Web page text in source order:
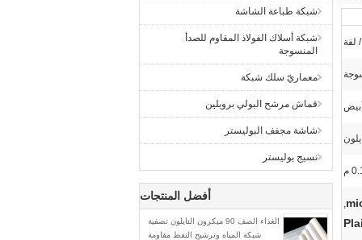
شبكة طباعة الشاشة
شبكة أسلاك الفولاذ المقاوم للصدأ
المنسوجة
معماريّ سلك شبكة
قماش مرشح البولي بروبلين
شاشة مجفف البوليستر
نسيج بوليستر
أفضل المنتجات
الغذاء الصف 90 ميكرون النايلون تصفية
شبكة المياه وترشيح النفط مقاومة
أبيض
م
,